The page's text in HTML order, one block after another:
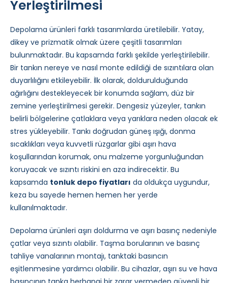
Yerleştirilmesi
Depolama ürünleri farklı tasarımlarda üretilebilir. Yatay,
dikey ve prizmatik olmak üzere çeşitli tasarımları
bulunmaktadır. Bu kapsamda farklı şekilde yerleştirilebilir.
Bir tankın nereye ve nasıl monte edildiği de sızıntılara olan
duyarlılığını etkileyebilir. İlk olarak, doldurulduğunda
ağırlığını destekleyecek bir konumda sağlam, düz bir
zemine yerleştirilmesi gerekir. Dengesiz yüzeyler, tankın
belirli bölgelerine çatlaklara veya yarıklara neden olacak ek
stres yükleyebilir. Tankı doğrudan güneş ışığı, donma
sıcaklıkları veya kuvvetli rüzgarlar gibi aşırı hava
koşullarından korumak, onu malzeme yorgunluğundan
koruyacak ve sızıntı riskini en aza indirecektir. Bu
kapsamda tonluk depo fiyatları da oldukça uygundur,
keza bu sayede hemen hemen her yerde
kullanılmaktadır.
Depolama ürünleri aşırı doldurma ve aşırı basınç nedeniyle
çatlar veya sızıntı olabilir. Taşma borularının ve basınç
tahliye vanalarının montajı, tanktaki basıncın
eşitlenmesine yardımcı olabilir. Bu cihazlar, aşırı su ve hava